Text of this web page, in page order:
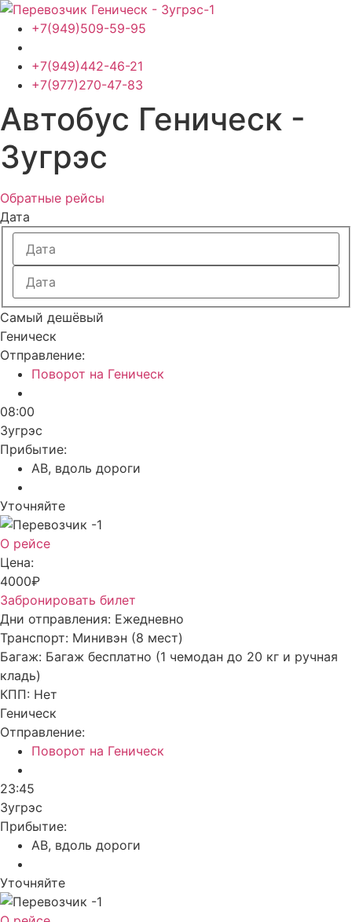
Перейти
содержимому
+7(949)509-59-95
+7(949)442-46-21
+7(977)270-47-83
Автобус Геническ -
Зугрэс
Обратные рейсы
Дата
Самый дешёвый
Геническ
Отправление:
Поворот на Геническ
08:00
Зугрэс
Прибытие:
АВ, вдоль дороги
Уточняйте
О рейсе
Цена:
4000₽
Забронировать билет
Дни отправления: Ежедневно
Транспорт: Минивэн (8 мест)
Багаж: Багаж бесплатно (1 чемодан до 20 кг и ручная
кладь)
КПП: Нет
Геническ
Отправление:
Поворот на Геническ
23:45
Зугрэс
Прибытие:
АВ, вдоль дороги
Уточняйте